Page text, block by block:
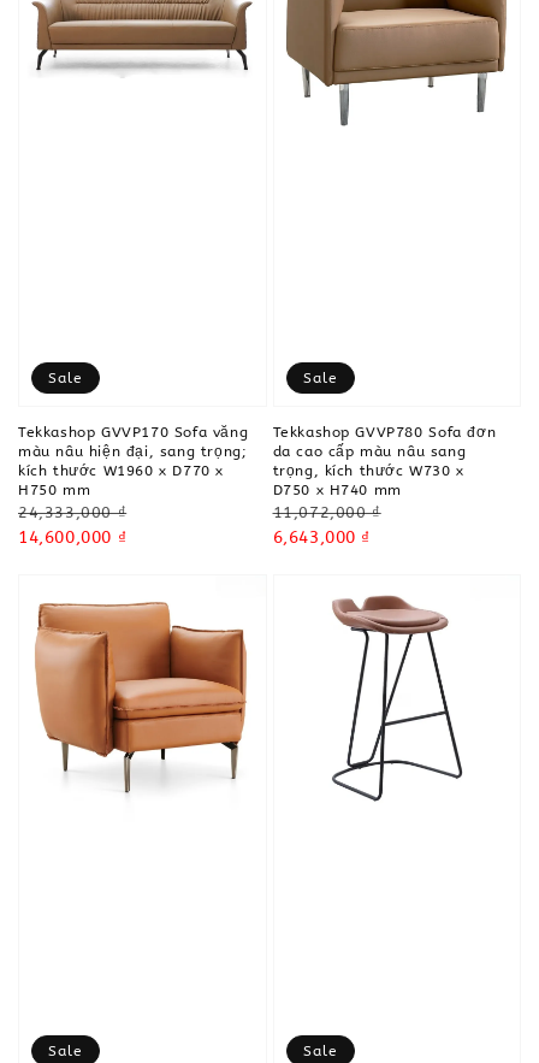
Sale
Tekkashop GVVP170 Sofa văng
màu nâu hiện đại, sang trọng;
kích thước W1960 x D770 x
H750 mm
Regular
price
24,333,000 ₫
Sale
14,600,000 ₫
Sale
Tekkashop GVVP780 Sofa đơn
da cao cấp màu nâu sang
trọng, kích thước W730 x
D750 x H740 mm
Regular
price
11,072,000 ₫
Sale
6,643,000 ₫
Sale Sale